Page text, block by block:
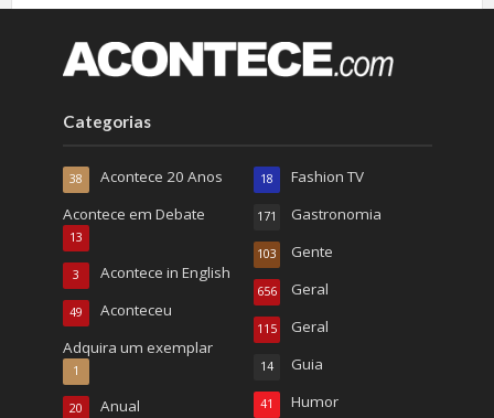
Categorias
Acontece 20 Anos
38
Acontece em Debate
13
Acontece in English
3
Aconteceu
49
Adquira um exemplar
1
Anual
20
Fashion TV
18
Gastronomia
171
Gente
103
Geral
656
Geral
115
Guia
14
Humor
41